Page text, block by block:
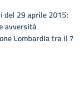
del 29 aprile 2015:
avversità
Lombardia tra il 7